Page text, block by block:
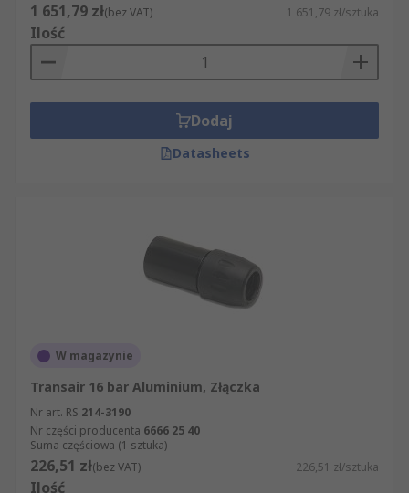
1 651,79 zł(bez VAT) 1 651,79 zł/sztuka
Ilość
Dodaj
Datasheets
W magazynie
Transair 16 bar Aluminium, Złączka
Nr art. RS 214-3190
Nr części producenta 6666 25 40
Suma częściowa (1 sztuka)
226,51 zł(bez VAT) 226,51 zł/sztuka
Ilość